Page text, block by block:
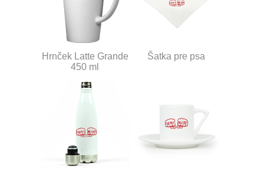
Hrnček Latte Grande
450 ml
Šatka pre psa